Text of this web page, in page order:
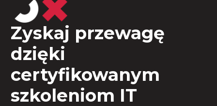
Zyskaj przewagę
dzięki
certyfikowanym
szkoleniom IT